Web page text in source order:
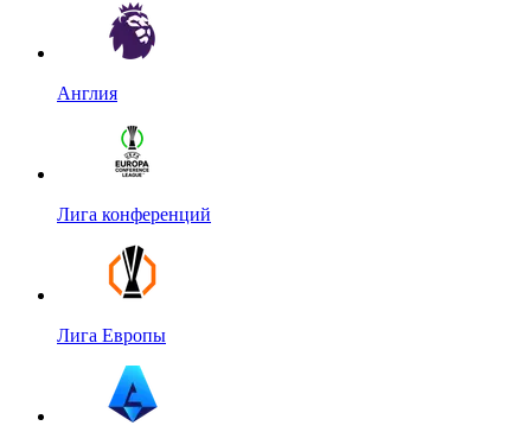
Англия
Лига конференций
Лига Европы